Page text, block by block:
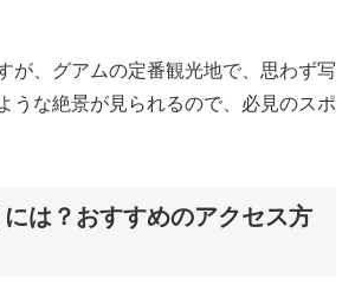
が、グアムの定番観光地で、思わず写
うな絶景が見られるので、必見のスポ
は？おすすめのアクセス方